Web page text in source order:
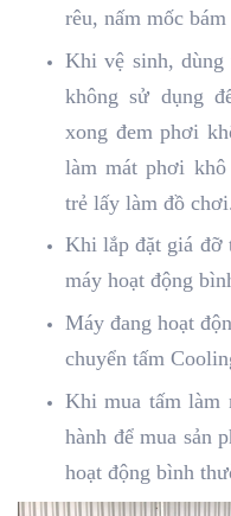
rêu, nấm mốc
Khi vệ sinh,
không sử dụng
xong đem phơi
làm mát phơi
trẻ lấy làm đồ chơi.
Khi lắp đặt giá đỡ
máy hoạt động
Máy đang hoạt
chuyển tấm
Khi mua tấm làm
hành để mua sản
hoạt động bình